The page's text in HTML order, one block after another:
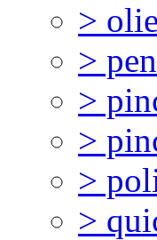
>
>
>
>
>
>